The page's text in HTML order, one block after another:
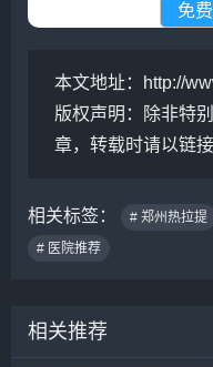
本文地址：
http://
版权声明：
除非特
章，转载时请以链
相关标签： # 郑州热拉提
# 医院推荐
相关推荐